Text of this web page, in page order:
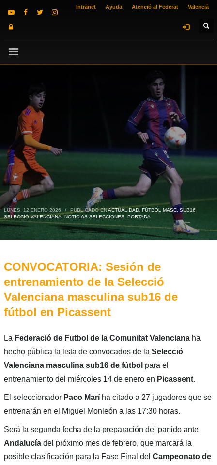
Intranet Ayuda Atenció al Federat Valencià
LUNES, 12 ENERO 2026 / PUBLICADO ENACTUALIDAD, FÚTBOL MASC. SUB16
SELECCIÓ VALENCIANA, NOTICIAS SELECCIONES, PORTADA
CONVOCATORIA: Sesión de
entrenamiento de la Selecció
Valenciana masculina sub16 de
fútbol en Picassent
La Federació de Futbol de la Comunitat Valenciana ha
hecho pública la lista de convocados de la Selecció
Valenciana masculina sub16 de fútbol para el
entrenamiento del miércoles 14 de enero en Picassent.
El seleccionador Paco Maríha citado a 27 jugadores que se
entrenarán en el Miguel Monleón a las 17:30 horas.
Será la segunda fecha de la preparación del partido ante
Andalucíadel próximo mes de febrero, que marcará la
posible clasificación para la Fase Final del Campeonato de